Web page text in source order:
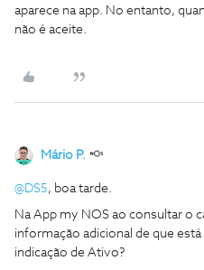
aparece na app. No entanto,
não é aceite.
Mário P.
@DS5, boa tarde.
Na App my NOS ao consultar o
informação adicional de que
indicação de Ativo?